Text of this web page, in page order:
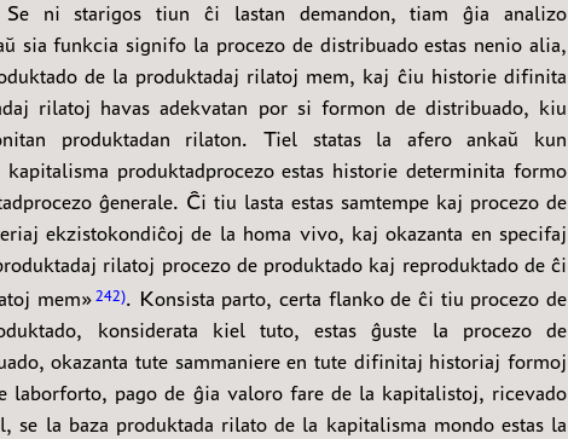
Se ni starigos tiun ĉi lastan demandon, tiam ĝia analizo
sia funkcia signifo la procezo de distribuado estas nenio alia,
de la produktadaj rilatoj mem, kaj ĉiu historie difinita
rilatoj havas adekvatan por si formon de distribuado, kiu
produktadan rilaton. Tiel statas la afero ankaŭ kun
produktadprocezo estas historie determinita formo
ĝenerale. Ĉi tiu lasta estas samtempe kaj procezo de
ekzistokondiĉoj de la homa vivo, kaj okazanta en specifaj
rilatoj procezo de produktado kaj reproduktado de ĉi
mem» 242 . Konsista parto, certa flanko de ĉi tiu procezo de
konsiderata kiel tuto, estas ĝuste la procezo de
okazanta tute sammaniere en tute difinitaj historiaj formoj
laborforto, pago de ĝia valoro fare de la kapitalistoj, ricevado
se la baza produktada rilato de la kapitalisma mondo estas la